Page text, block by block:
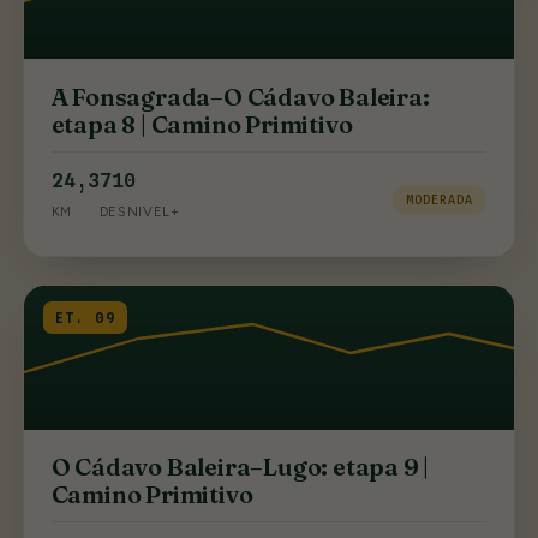
A Fonsagrada–O Cádavo Baleira:
etapa 8 | Camino Primitivo
24,3
KM
710
DESNIVEL+
MODERADA
ET. 09
O Cádavo Baleira–Lugo: etapa 9 |
Camino Primitivo